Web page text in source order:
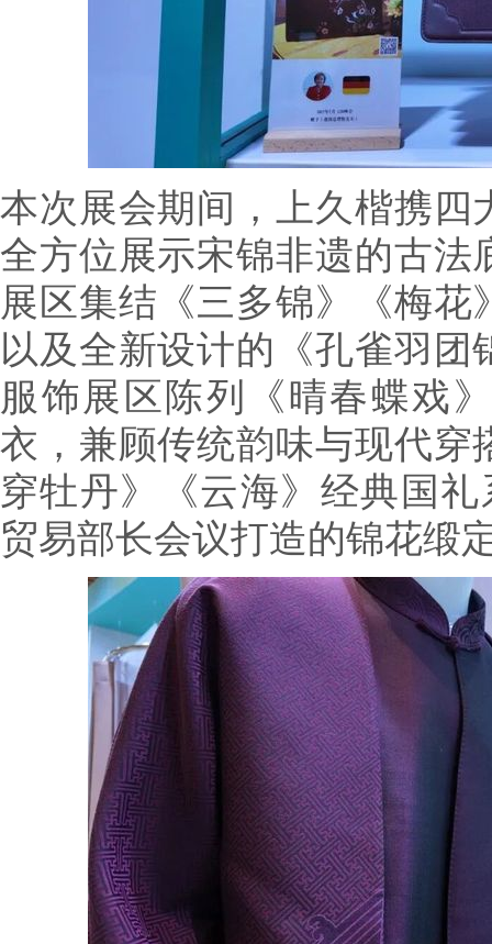
本次展会期间，上久楷携四
全方位展示宋锦非遗的古
展区集结《三多锦》《梅
以及全新设计的《孔雀羽
服饰展区陈列《晴春蝶戏
衣，兼顾传统韵味与现代穿
穿牡丹》《云海》经典国
贸易部长会议打造的锦花缎